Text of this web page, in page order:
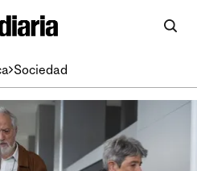
Sociedad